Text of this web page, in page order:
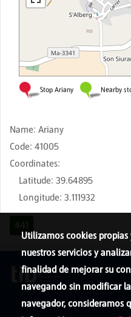
Name: Ariany
Code: 41005
Coordinates:
Latitude: 39.64895
Longitude: 3.111932
Utilizamos cookies
nuestros servicios y
finalidad de mejorar su
navegando sin modificar
navegador, consideramos